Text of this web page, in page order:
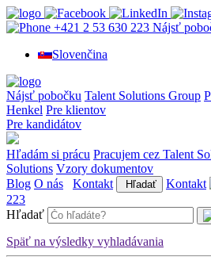
+421 2 53 630 223 Nájsť
Slovenčina
Nájsť pobočku Talent Solutions Group
Henkel Pre klientov
Pre kandidátov
Hľadám si prácu Pracujem cez Talent
Solutions Vzory dokumentov
Blog O nás Kontakt Hľadať Kontakt
223
Hľadať
Späť na výsledky vyhladávania